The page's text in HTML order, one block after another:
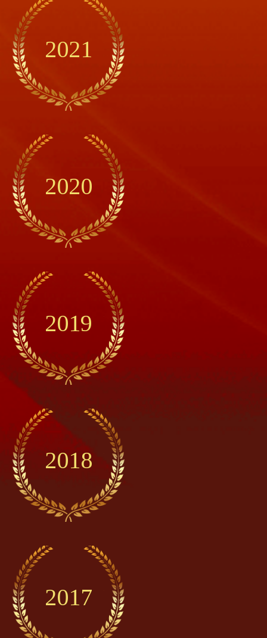
2021
2020
2019
2018
2017